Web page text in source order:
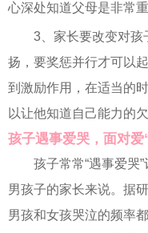
心深处知道父母是非常重
3、家长要改变对孩
扬，要奖惩并行才可以
到激励作用，在适当的
以让他知道自己能力的欠
孩子遇事爱哭，面对
孩子常常“遇事爱哭
男孩子的家长来说。据
男孩和女孩哭泣的频率